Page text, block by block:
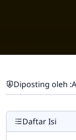
Diposting oleh :
Daftar Isi